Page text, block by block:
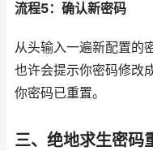
流程5：确认新密码
从头输入一遍新配置的
也许会提示你密码修改
你密码已重置。
三、绝地求生密码